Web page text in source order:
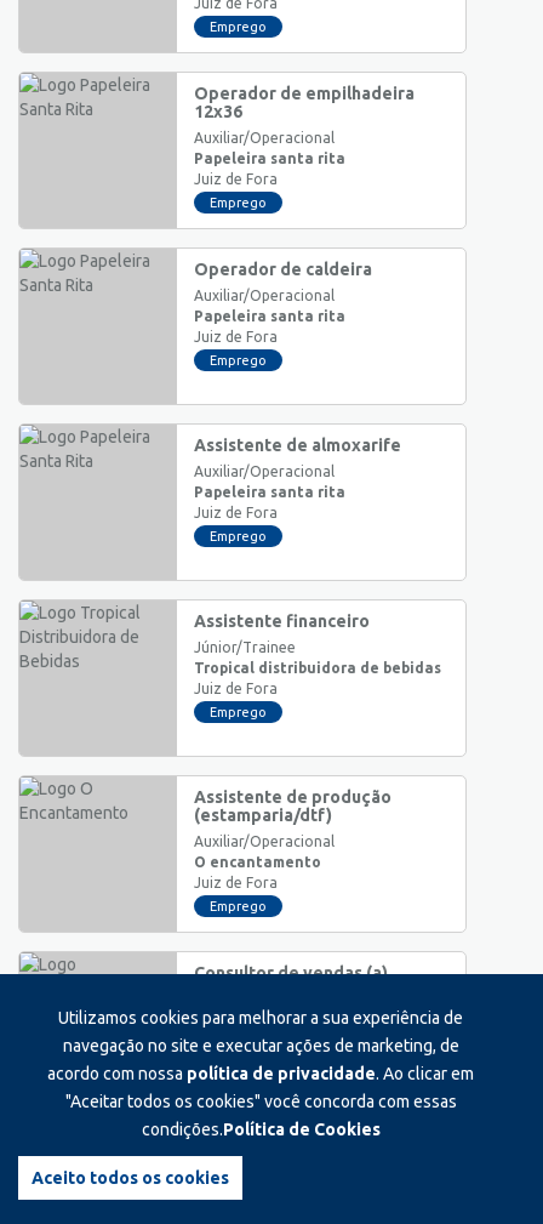
Emprego
Operador de empilhadeira
12x36
Auxiliar/Operacional
Papeleira santa rita
Juiz de Fora
Emprego
Operador de caldeira
Auxiliar/Operacional
Papeleira santa rita
Juiz de Fora
Emprego
Assistente de almoxarife
Auxiliar/Operacional
Papeleira santa rita
Juiz de Fora
Emprego
Assistente financeiro
Júnior/Trainee
Tropical distribuidora de bebidas
Juiz de Fora
Emprego
Assistente de produção
(estamparia/dtf)
Auxiliar/Operacional
O encantamento
Juiz de Fora
Emprego
Consultor de vendas (a)
Multimarcas
Juiz de Fora
Emprego
- zona norte
Utilizamos cookies para melhorar a sua experiência de
navegação no site e executar ações de marketing, de
acordo com nossa política de privacidade. Ao clicar em
"Aceitar todos os cookies" você concorda com essas
condições.Política de Cookies
Aceito todos os cookies